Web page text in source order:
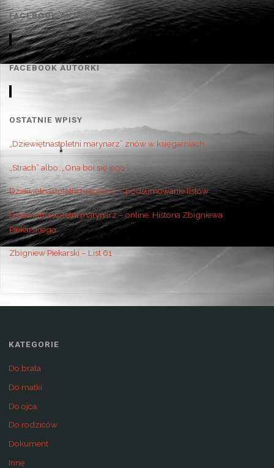
FACEBOOK AKTORA
FACEBOOK AUTORKI
OSTATNIE WPISY
„Dziewiętnastoletni marynarz” znów w księgarniach
„Strach” albo: „Ona boi się jego”
Dziewiętnastoletni marynarz – podsumowanie listów
Dziewiętnastoletni marynarz – online. Historia Zbigniewa
Piekarskiego
Zbigniew Piekarski – List 61
KATEGORIE
Do brata
Do matki
Do ojca
Do rodziców
Dokument
Inne